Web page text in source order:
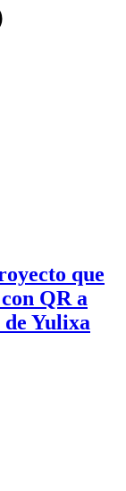
que
QR a
de Yulixa